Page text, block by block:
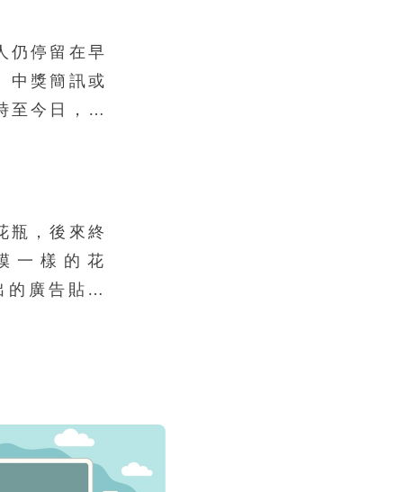
仍停留在早
中獎簡訊或
至今日，詐
屬「非特定
圖文為主」
便直接引導
提供個資或
瓶，後來終
一樣的花
廣告貼切
內容及類
全的交易等